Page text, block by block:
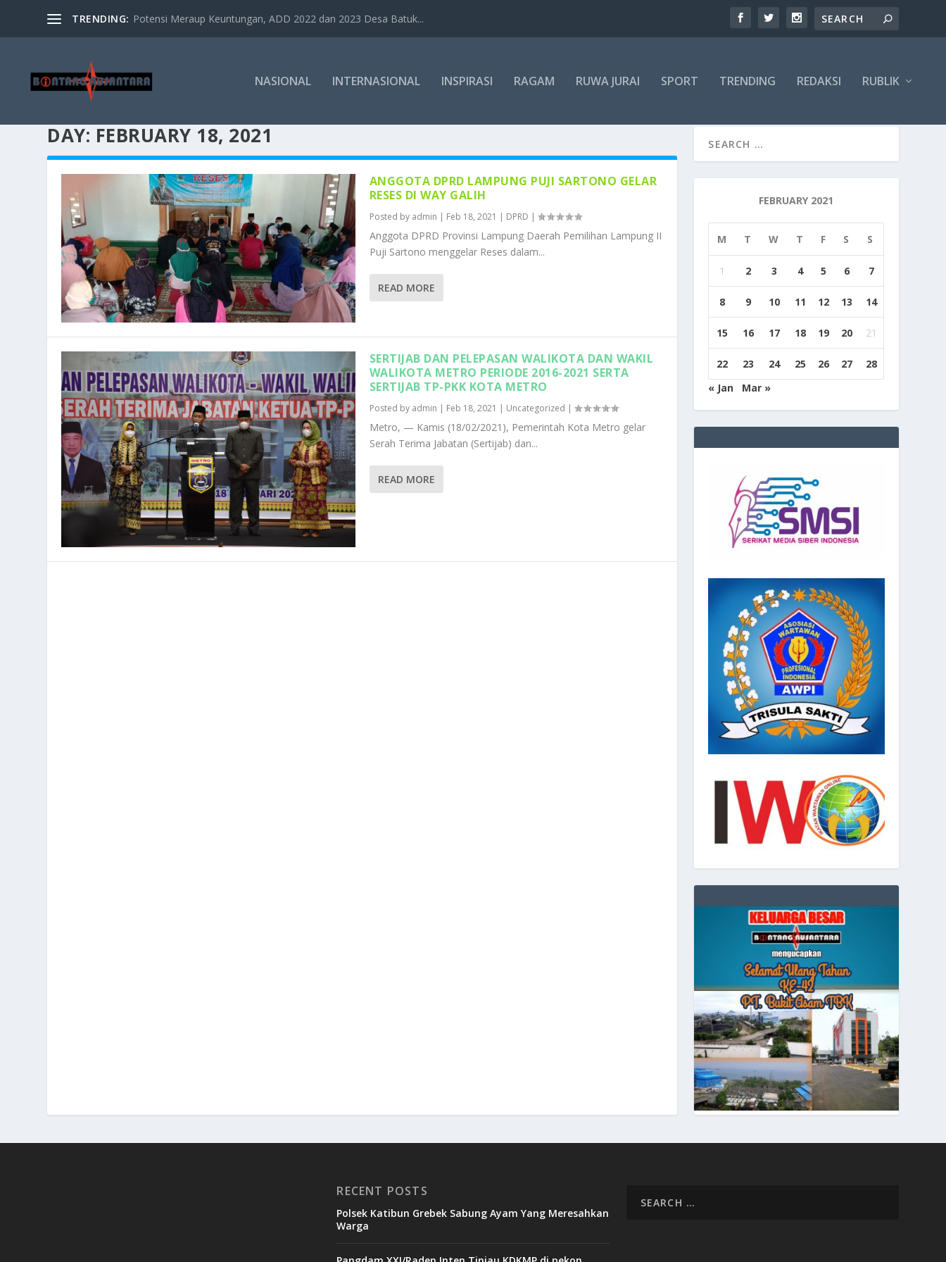
TRENDING: Potensi Meraup Keuntungan, ADD 2022 dan 2023 Desa Batuk...
NASIONAL INTERNASIONAL INSPIRASI RAGAM RUWA JURAI SPORT TRENDING REDAKSI RUBLIK
DAY: FEBRUARY 18, 2021
ANGGOTA DPRD LAMPUNG PUJI SARTONO GELAR
RESES DI WAY GALIH
Posted by admin | Feb 18, 2021 | DPRD |
Anggota DPRD Provinsi Lampung Daerah Pemilihan Lampung II
Puji Sartono menggelar Reses dalam...
READ MORE
SERTIJAB DAN PELEPASAN WALIKOTA DAN WAKIL
WALIKOTA METRO PERIODE 2016-2021 SERTA
SERTIJAB TP-PKK KOTA METRO
Posted by admin | Feb 18, 2021 | Uncategorized |
Metro, — Kamis (18/02/2021), Pemerintah Kota Metro gelar
Serah Terima Jabatan (Sertijab) dan...
READ MORE
FEBRUARY 2021
M T W T F S S
1 2 3 4 5 6 7
8 9 10 11 12 13 14
15 16 17 18 19 20 21
22 23 24 25 26 27
28
« Jan
Mar »
RECENT POSTS
Polsek Katibun Grebek Sabung Ayam Yang Meresahkan
Warga